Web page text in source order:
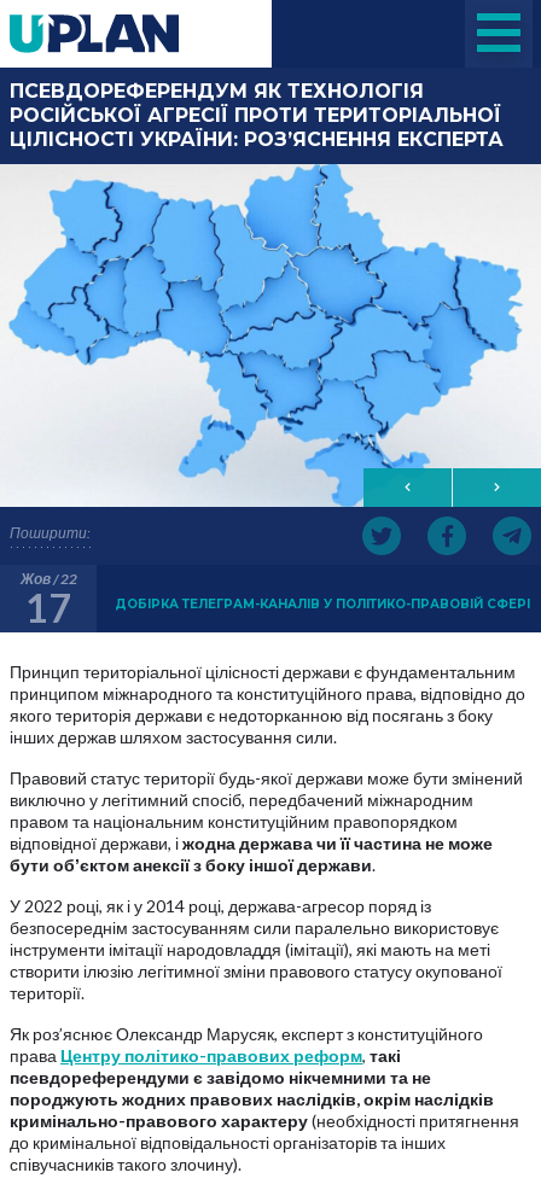
Поширити:
ПСЕВДОРЕФЕРЕНДУМ ЯК ТЕХНОЛОГІЯ
РОСІЙСЬКОЇ АГРЕСІЇ ПРОТИ ТЕРИТОРІАЛЬНОЇ
ЦІЛІСНОСТІ УКРАЇНИ: РОЗ’ЯСНЕННЯ ЕКСПЕРТА
Жов / 22
17 ДОБІРКА ТЕЛЕГРАМ-КАНАЛІВ У ПОЛІТИКО-ПРАВОВІЙ СФЕРІ
Принцип територіальної цілісності держави є фундаментальним
принципом міжнародного та конституційного права, відповідно до
якого територія держави є недоторканною від посягань з боку
інших держав шляхом застосування сили.
Правовий статус території будь-якої держави може бути змінений
виключно у легітимний спосіб, передбачений міжнародним
правом та національним конституційним правопорядком
відповідної держави, іжодна держава чи її частина не може
бути обʼєктом анексії з боку іншої держави.
У 2022 році, як і у 2014 році, держава-агресор поряд із
безпосереднім застосуванням сили паралельно використовує
інструменти імітації народовладдя (імітації), які мають на меті
створити ілюзію легітимної зміни правового статусу окупованої
території.
Як роз’яснює Олександр Марусяк, експерт з конституційного
права Центру політико-правових реформ, такі
псевдореферендуми є завідомо нікчемними та не
породжують жодних правових наслідків, окрім наслідків
кримінально-правового характеру(необхідності притягнення
до кримінальної відповідальності організаторів та інших
співучасників такого злочину).